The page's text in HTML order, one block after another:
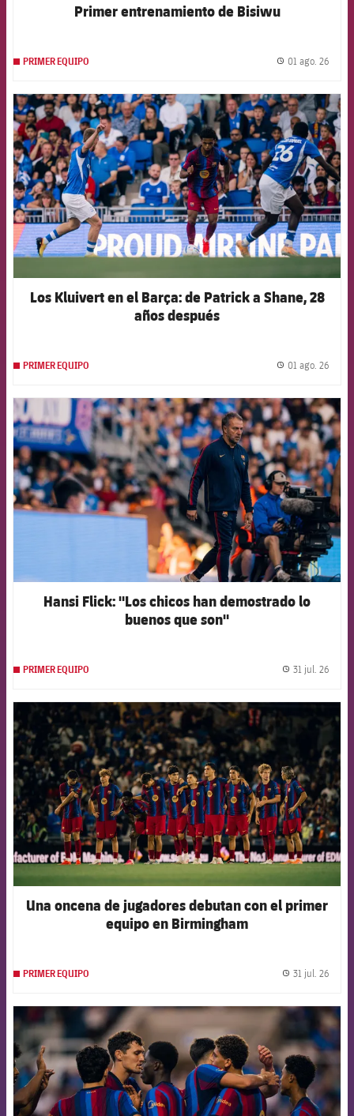
Primer entrenamiento de Bisiwu
PRIMER EQUIPO 01 ago. 26
FCB Barcelona badge
Los Kluivert en el Barça: de Patrick a Shane, 28
años después
PRIMER EQUIPO 01 ago. 26
FCB Barcelona badge
Hansi Flick: "Los chicos han demostrado lo
buenos que son"
PRIMER EQUIPO 31 jul. 26
FCB Barcelona badge
Una oncena de jugadores debutan con el primer
equipo en Birmingham
PRIMER EQUIPO 31 jul. 26
FCB Barcelona badge